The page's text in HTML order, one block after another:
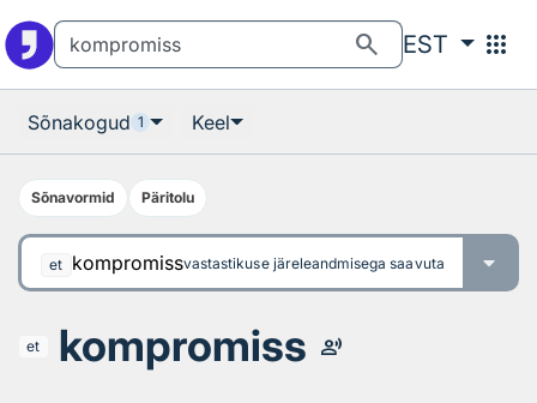
search EST apps
Sõnakogud 1 Keel
Sõnavormid Päritolu
et kompromissvastastikuse järeleandmisega saavutatud
et kompromiss record_voice_over